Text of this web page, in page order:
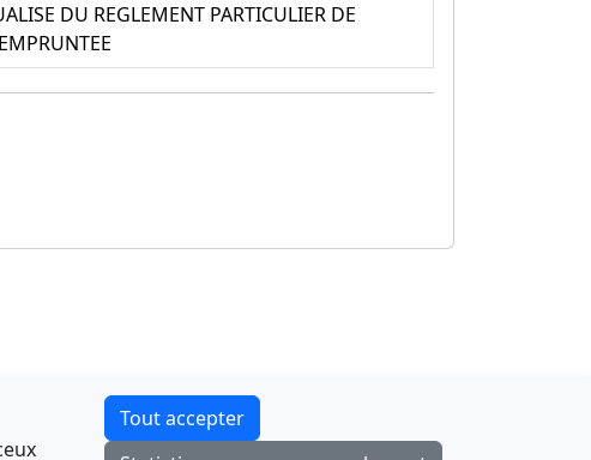
DU REGLEMENT PARTICULIER DE
F-Droid·App Store·Google Play·Linux
Tout accepter